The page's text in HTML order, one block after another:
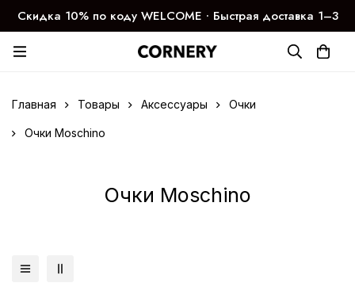
Скидка 10% по коду WELCOME ∙ Быстрая доставка 1–3
дня
Главная Товары Аксессуары Очки
Очки Moschino
Очки Moschino